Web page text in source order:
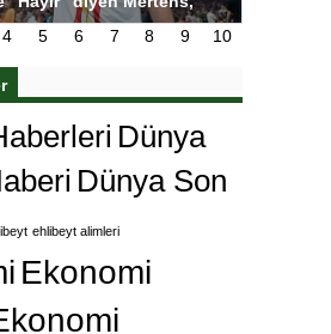
bakın ne istedi
4 5 6 7 8 9 10
Dünya
Dünya Son
ehlibeyt alimleri
Ekonomi